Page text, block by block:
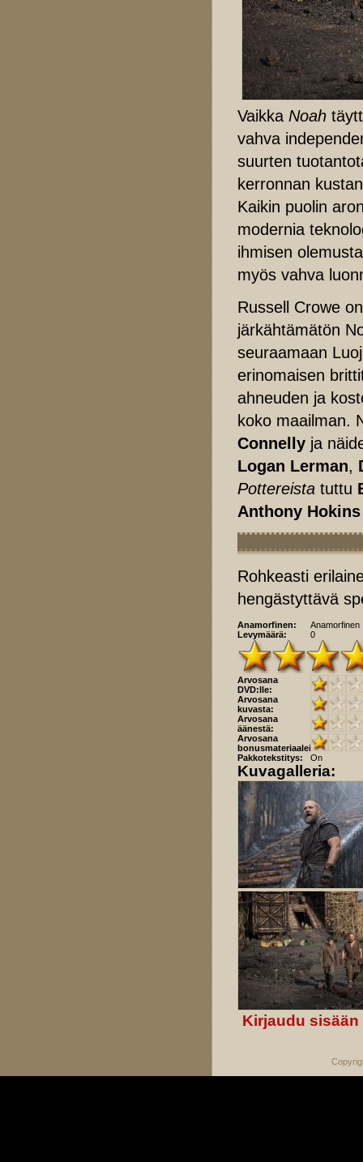
Vaikka Noah
vahva
suurten
kerronnan
Kaikin puolin
modernia
ihmisen
myös vahva
Russell Crowe
järkähtämätön
seuraamaan
erinomaisen
ahneuden ja
koko maailman.
Connelly ja
Logan Lerman,
Pottereista tuttu
Anthony Hokins
Rohkeasti
hengästyttävä
Anamorfinen:
Anamorfinen
Levymäärä:
0
Arvosana
DVD:lle:
Arvosana
kuvasta:
Arvosana
äänestä:
Arvosana
bonusmateriaaleista:
Pakkotekstitys:
On
Kuvagalleria:
Kirjaudu sisään